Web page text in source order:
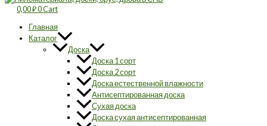
0,00₽0Cart
Главная
Каталог
Доска
Доска 1 сорт
Доска 2 сорт
Доска естественной влажности
Антисептированная доска
Сухая доска
Доска сухая антисептированная